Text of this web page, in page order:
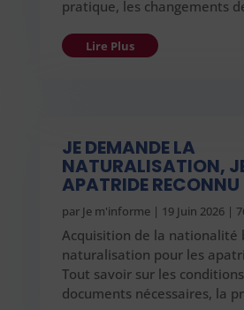
pratique, les changements
Lire Plus
JE DEMANDE LA
NATURALISATION,
APATRIDE RECONNU
par Je m'informe| 19 Juin 2026|
Acquisition de la nationalité
naturalisation pour les
Tout savoir sur les
documents nécessaires, la